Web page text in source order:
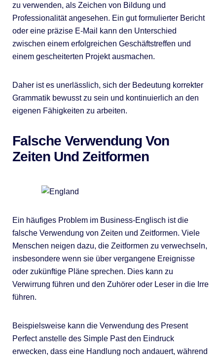
zu verwenden, als Zeichen von Bildung und
Professionalität angesehen. Ein gut formulierter Bericht
oder eine präzise E-Mail kann den Unterschied
zwischen einem erfolgreichen Geschäftstreffen und
einem gescheiterten Projekt ausmachen.
Daher ist es unerlässlich, sich der Bedeutung korrekter
Grammatik bewusst zu sein und kontinuierlich an den
eigenen Fähigkeiten zu arbeiten.
Falsche Verwendung Von
Zeiten Und Zeitformen
Ein häufiges Problem im Business-Englisch ist die
falsche Verwendung von Zeiten und Zeitformen. Viele
Menschen neigen dazu, die Zeitformen zu verwechseln,
insbesondere wenn sie über vergangene Ereignisse
oder zukünftige Pläne sprechen. Dies kann zu
Verwirrung führen und den Zuhörer oder Leser in die Irre
führen.
Beispielsweise kann die Verwendung des Present
Perfect anstelle des Simple Past den Eindruck
erwecken, dass eine Handlung noch andauert, während